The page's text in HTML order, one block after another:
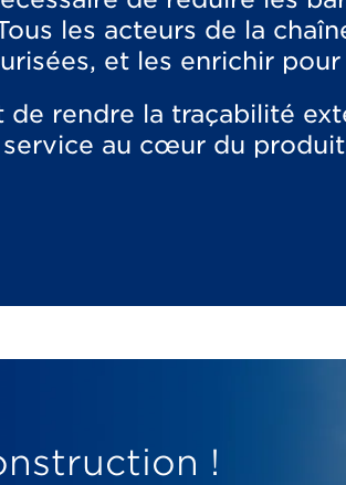
les acteurs de la
et les enrichir
de rendre la traçabilité
service au cœur du
!